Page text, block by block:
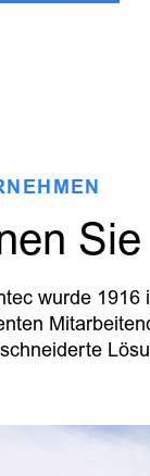
wurde